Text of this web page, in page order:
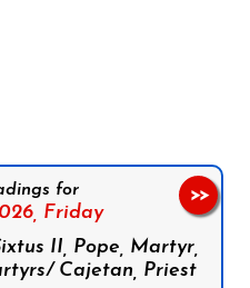
for
Friday
II, Pope, Martyr,
Cajetan, Priest
>>